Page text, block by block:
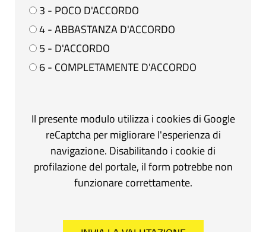
3 - POCO D'ACCORDO
4 - ABBASTANZA D'ACCORDO
5 - D'ACCORDO
6 - COMPLETAMENTE D'ACCORDO
Il presente modulo utilizza i cookies di Google
reCaptcha per migliorare l'esperienza di
navigazione. Disabilitando i cookie di
profilazione del portale, il form potrebbe non
funzionare correttamente.